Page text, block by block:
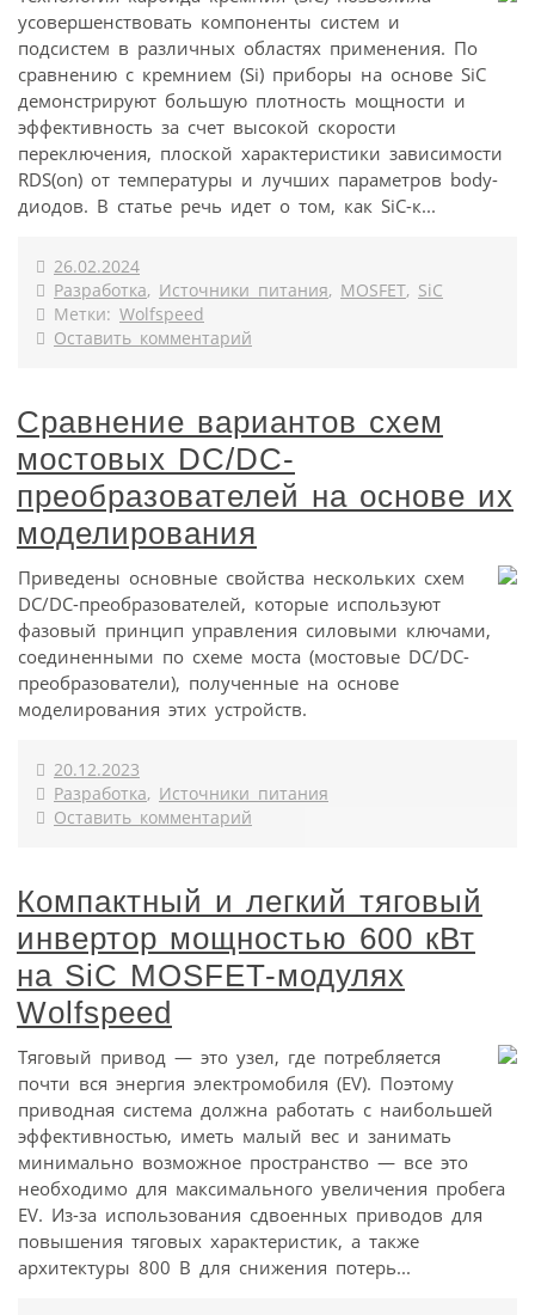
усовершенствовать компоненты систем и
подсистем в различных областях применения. По
сравнению с кремнием (Si) приборы на основе SiC
демонстрируют большую плотность мощности и
эффективность за счет высокой скорости
переключения, плоской характеристики зависимости
RDS(on) от температуры и лучших параметров body-
диодов. В статье речь идет о том, как SiC-к...
26.02.2024
Разработка, Источники питания, MOSFET, SiC
Метки: Wolfspeed
Оставить комментарий
Сравнение вариантов схем
мостовых DC/DC-
преобразователей на основе их
моделирования
Приведены основные свойства нескольких схем
DC/DC-преобразователей, которые используют
фазовый принцип управления силовыми ключами,
соединенными по схеме моста (мостовые DC/DC-
преобразователи), полученные на основе
моделирования этих устройств.
20.12.2023
Разработка, Источники питания
Оставить комментарий
Компактный и легкий тяговый
инвертор мощностью 600 кВт
на SiC MOSFET-модулях
Wolfspeed
Тяговый привод — это узел, где потребляется
почти вся энергия электромобиля (EV). Поэтому
приводная система должна работать с наибольшей
эффективностью, иметь малый вес и занимать
минимально возможное пространство — все это
необходимо для максимального увеличения пробега
EV. Из-за использования сдвоенных приводов для
повышения тяговых характеристик, а также
архитектуры 800 В для снижения потерь...